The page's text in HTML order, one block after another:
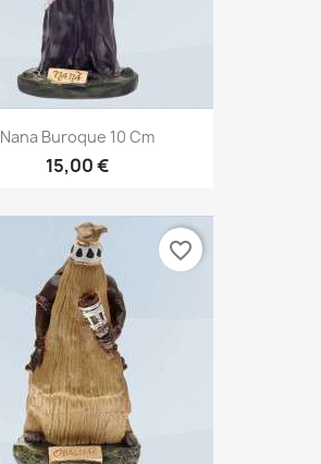
Nana Buroque 10 Cm
15,00 €
favorite_border